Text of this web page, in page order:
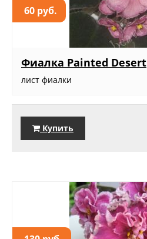
60 руб.
Фиалка Painted Desert
лист фиалки
Купить